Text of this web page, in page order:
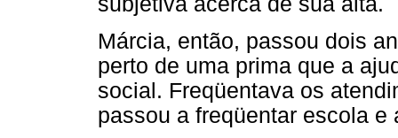
Márcia, então, passou dois
perto de uma prima que a
social. Freqüentava os
passou a freqüentar escola e